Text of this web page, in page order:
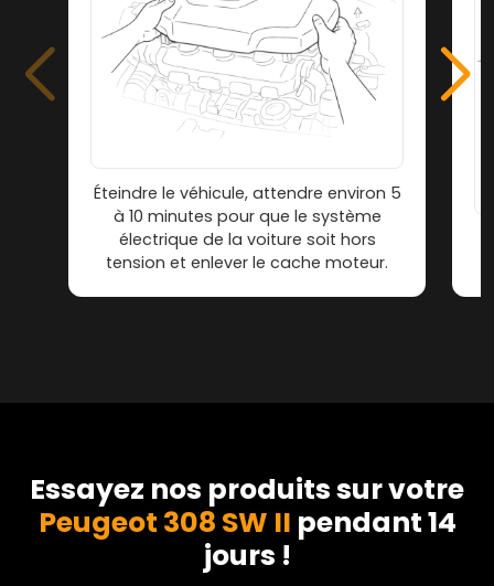
Éteindre le véhicule, attendre environ 5
à 10 minutes pour que le système
électrique de la voiture soit hors
tension et enlever le cache moteur.
Essayez nos produits sur votre
Peugeot 308 SW II pendant 14
jours !